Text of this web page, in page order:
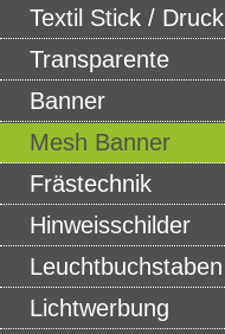
Textil Stick / Druck
Transparente
Banner
Mesh Banner
Frästechnik
Hinweisschilder
Leuchtbuchstaben
Lichtwerbung